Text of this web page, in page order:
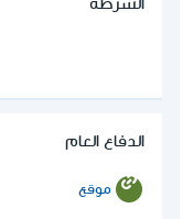
الشرطة
الدفاع العام
موقع